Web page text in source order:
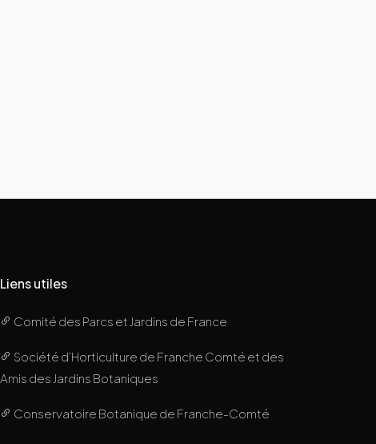
Liens utiles
Comité des Parcs et Jardins de France
Société d’Horticulture de Franche Comté et des
Amis des Jardins Botaniques
Conservatoire Botanique de Franche-Comté